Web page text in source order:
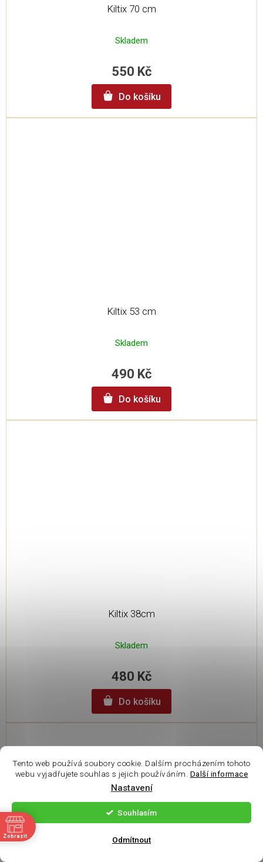
Tento web používá soubory cookie. Dalším procházením tohoto
webu vyjadřujete souhlas s jejich používáním. Další informace
Nastavení
Odmítnout
Souhlasím
Kiltix 70 cm
Skladem
550 Kč
Do košíku
Kiltix 53 cm
Skladem
490 Kč
Do košíku
Kiltix 38cm
Skladem
480 Kč
Do košíku
Zobrazit